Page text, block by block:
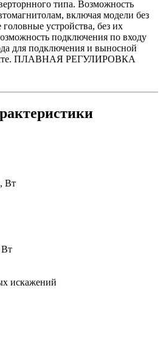
типа. Возможность
включая модели без
устройства, без их
подключения по входу
для подключения и выносной
ПЛАВНАЯ РЕГУЛИРОВКА
Вт
Вт
искажений